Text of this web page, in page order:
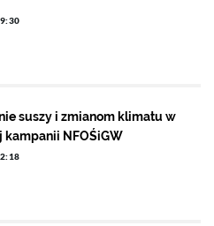
suszy i zmianom klimatu w
kampanii NFOŚiGW